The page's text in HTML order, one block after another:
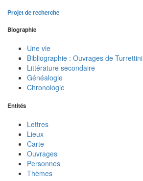
Projet de recherche
Biographie
Une vie
Bibliographie : Ouvrages de Turrettini
Littérature secondaire
Généalogie
Chronologie
Entités
Lettres
Lieux
Carte
Ouvrages
Personnes
Thèmes